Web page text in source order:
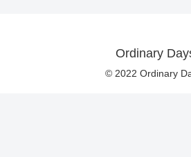
Ordinary
© 2022 Ordinary